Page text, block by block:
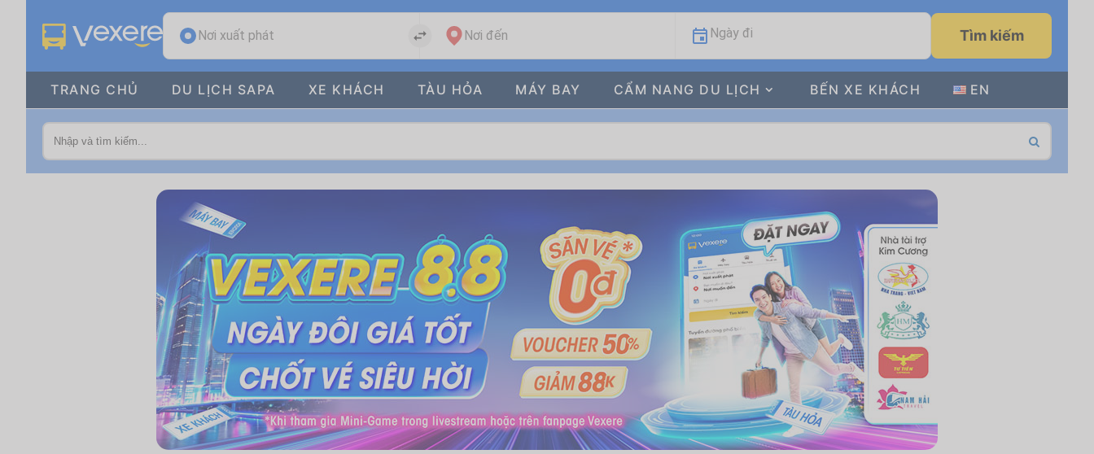
Nơi xuất phát Nơi đến Ngày đi Tìm kiếm
TRANG CHỦ DU LỊCH SAPA XE KHÁCH TÀU HỎA MÁY BAY CẨM NANG DU LỊCH BẾN XE KHÁCH EN